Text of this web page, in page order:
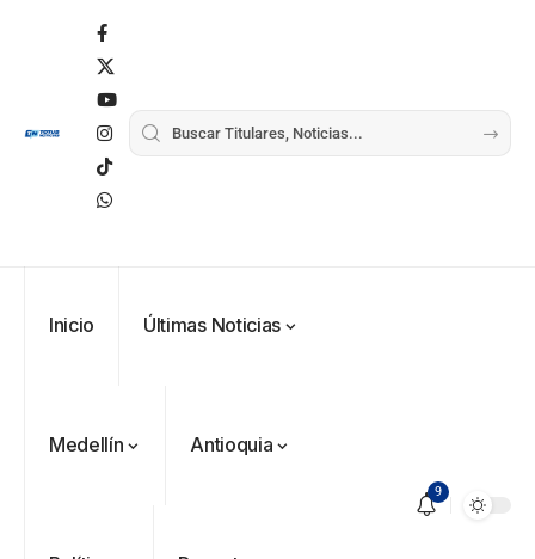
Inicio Últimas Noticias
Medellín Antioquia
9